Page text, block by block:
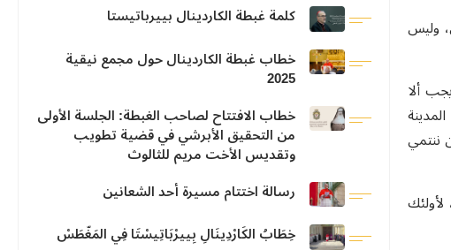
وليس
ألا
نحن ننتمي
كلمة غبطة الكاردينال بييرباتيستا
خطاب غبطة الكاردينال حول مجمع نيقية
2025
خطاب الافتتاح لصاحب الغبطة: الجلسة الأولى
من التحقيق الأبرشي في قضية تطويب
وتقديس الأخت مريم للثالوث
رسالة اختتام مسيرة أحد الشعانين
خِطَابُ الكَارْدِينَالِ بِييرْبَاتِيسْتَا فِي المَغّطَسْ